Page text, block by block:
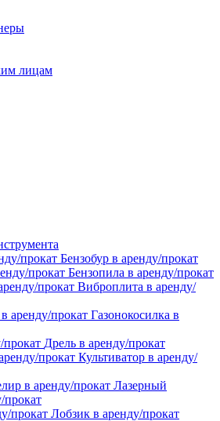
лицам
Бензобур в аренду/прокат
Бензопила в аренду/прокат
Виброплита в аренду/
Газонокосилка в
Дрель в аренду/прокат
Культиватор в аренду/
Лазерный
прокат
Лобзик в аренду/прокат